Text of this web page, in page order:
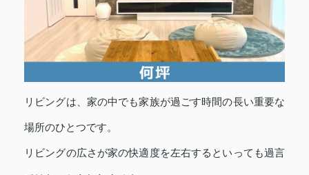
リビングは、家の中でも家族が過ごす時間の長い重要な
場所のひとつです。
リビングの広さが家の快適度を左右するといっても過言